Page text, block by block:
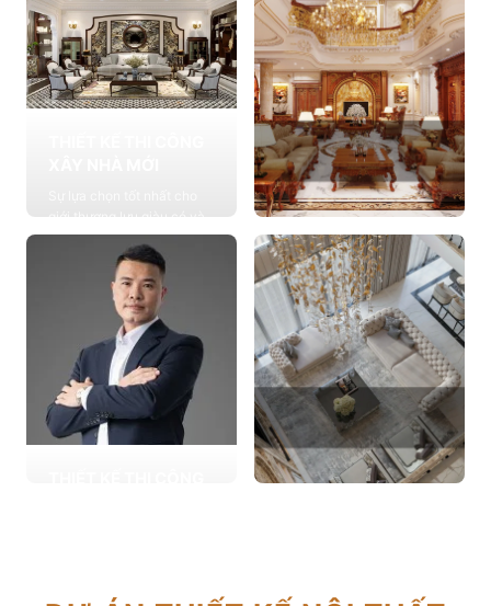
giới thượng lưu giàu có và
đẳng cấp, cung cấp các
giải pháp thiết kế chuyên
Xem chi tiết
THIẾT KẾ THI CÔNG
NỘI THẤT
Cung cấp các giải pháp
theo phong cách sống với
thiết kế nội thất thông minh
mang tính thẩm mỹ cao
Xem chi tiết
lựa chọn từ các gia đình